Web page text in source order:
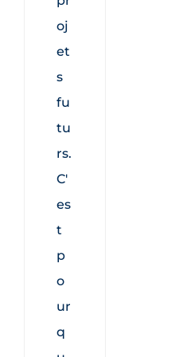
oj
et
s
fu
tu
rs.
C'
es
t
p
o
ur
q